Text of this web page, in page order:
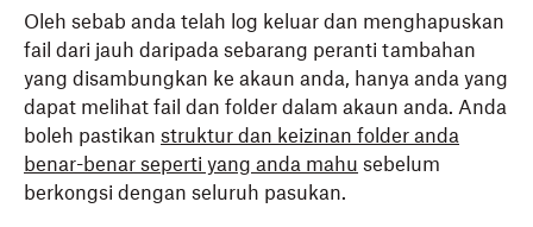
Oleh sebab anda telah log keluar dan menghapuskan
fail dari jauh daripada sebarang peranti tambahan
yang disambungkan ke akaun anda, hanya anda yang
dapat melihat fail dan folder dalam akaun anda. Anda
boleh pastikan struktur dan keizinan folder anda
benar-benar seperti yang anda mahu sebelum
berkongsi dengan seluruh pasukan.